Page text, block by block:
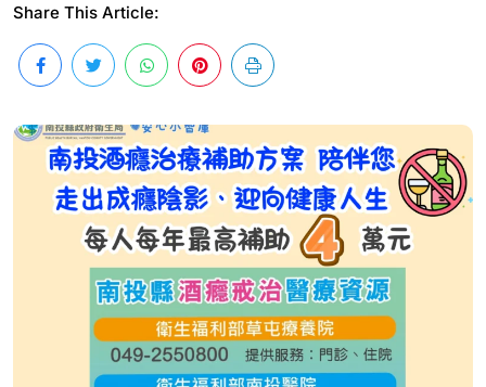
Share This Article: